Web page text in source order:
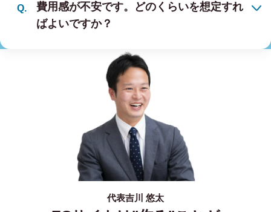
費用感が不安です。どのくらいを想定すれ
ばよいですか？
代表吉川 悠太